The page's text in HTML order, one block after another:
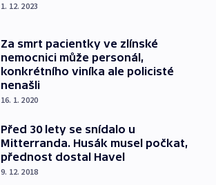
1. 12. 2023
Za smrt pacientky ve zlínské
nemocnici může personál,
konkrétního viníka ale policisté
nenašli
16. 1. 2020
Před 30 lety se snídalo u
Mitterranda. Husák musel počkat,
přednost dostal Havel
9. 12. 2018